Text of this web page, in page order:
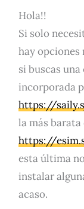
Hola!!
Si solo
hay opciones
si buscas
incorporada
https://
la más
https://
esta última
instalar
acaso.